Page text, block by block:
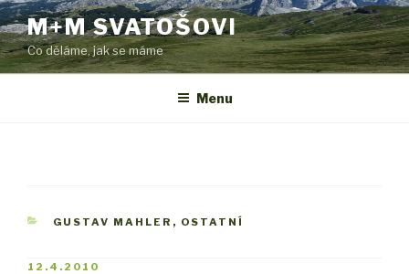
Přejít
k
obsahu
webu
M+M SVATOŠOVI
Co děláme, jak se máme
Menu
RUBRIKY
GUSTAV MAHLER , OSTATNÍ
PUBLIKOVÁNO
12.4.2010